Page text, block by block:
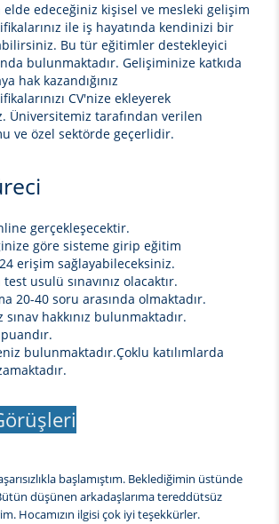
edeceğiniz kişisel ve mesleki gelişim
ile iş hayatında kendinizi bir
Bu tür eğitimler destekleyici
bulunmaktadır. Gelişiminize katkıda
hak kazandığınız
CV'nize ekleyerek
Üniversitemiz tarafından verilen
ve özel sektörde geçerlidir.
gerçekleşecektir.
göre sisteme girip eğitim
erişim sağlayabileceksiniz.
usulü sınavınız olacaktır.
20-40 soru arasında olmaktadır.
hakkınız bulunmaktadır.
bulunmaktadır.Çoklu katılımlarda
başlamıştım. Beklediğimin üstünde
düşünen arkadaşlarıma tereddütsüz
Hocamızın ilgisi çok iyi teşekkürler.